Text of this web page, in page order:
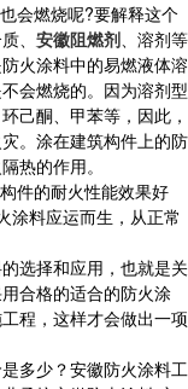
会燃烧呢?要解释这个
、 安徽阻燃剂、溶剂等
火涂料中的易燃液体溶
会燃烧的。因为溶剂型
己酮、甲苯等，因此，
。涂在建筑构件上的防
热的作用。
件的耐火性能效果好
涂料应运而生，从正常
选择和应用，也就是关
合格的适合的防火涂
程，这样才会做出一项
多少？安徽防火涂料工